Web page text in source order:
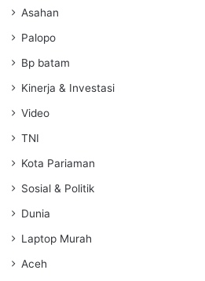
Asahan
Palopo
Bp batam
Kinerja & Investasi
Video
TNI
Kota Pariaman
Sosial & Politik
Dunia
Laptop Murah
Aceh